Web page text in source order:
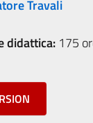
Travali
didattica:175